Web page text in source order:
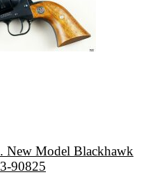
New Model Blackhawk
90825